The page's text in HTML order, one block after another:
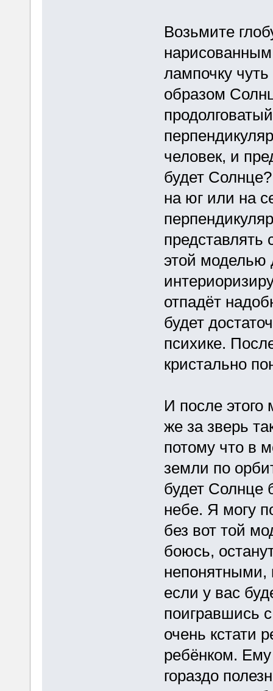
Возьмите
нарисованным
лампочку
образом
человек, и
будет
на юг или на
представлять
этой моделью
отпадёт
будет
психике.
кристально
И после этого
же за зверь
потому что в
земли по
будет Солнце
небе. Я могу
без вот той
боюсь,
непонятными,
если у вас
поигравшись
очень кстати
ребёнком.
гораздо